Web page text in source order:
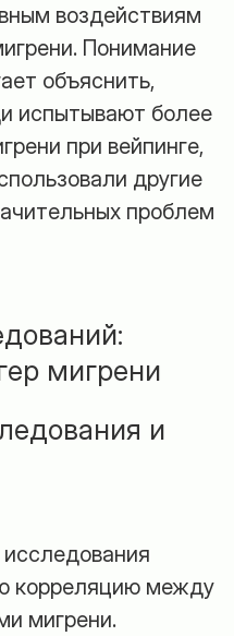
воздействиям
Понимание
объяснить,
испытывают более
при вейпинге,
другие
проблем
мигрени
и
корреляцию между
мигрени.